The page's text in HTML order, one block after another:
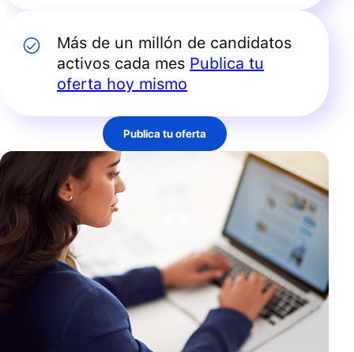
Más de un millón de candidatos
activos cada mes Publica tu
oferta hoy mismo
Publica tu oferta